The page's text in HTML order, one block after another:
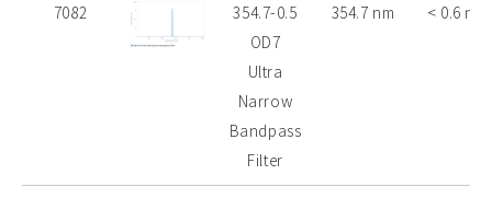
7082
354.7-0.5
OD7
Ultra
Narrow
Bandpass
Filter
354.7 nm < 0.6